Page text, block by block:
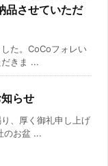
品させていただ
た。CoCoフォレい
きま ...
らせ
、厚く御礼申し上げ
のお盆 ...